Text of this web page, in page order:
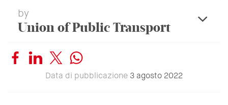
by
Union of Public Transport
Data di pubblicazione 3 agosto 2022